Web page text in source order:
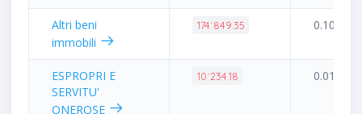
Altri beni
immobili
174˙849.35 0.10%
ESPROPRI E
SERVITU'
ONEROSE
10˙234.18 0.01%